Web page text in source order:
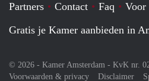
Partners Contact Faq
Voor
Gratis je Kamer aanbieden in
© 2026 - Kamer Amsterdam - KvK nr.
Voorwaarden & privacy
Disclaimer